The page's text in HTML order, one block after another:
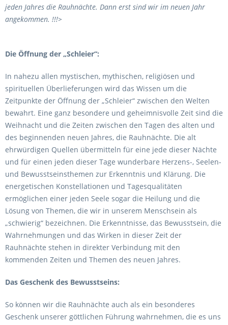
jeden Jahres die Rauhnächte. Dann erst sind wir im neuen Jahr
angekommen. !!!>
Die Öffnung der „Schleier“:
In nahezu allen mystischen, mythischen, religiösen und
spirituellen Überlieferungen wird das Wissen um die
Zeitpunkte der Öffnung der „Schleier“ zwischen den Welten
bewahrt. Eine ganz besondere und geheimnisvolle Zeit sind die
Weihnacht und die Zeiten zwischen den Tagen des alten und
des beginnenden neuen Jahres, die Rauhnächte. Die alt
ehrwürdigen Quellen übermitteln für eine jede dieser Nächte
und für einen jeden dieser Tage wunderbare Herzens-, Seelen-
und Bewusstseinsthemen zur Erkenntnis und Klärung. Die
energetischen Konstellationen und Tagesqualitäten
ermöglichen einer jeden Seele sogar die Heilung und die
Lösung von Themen, die wir in unserem Menschsein als
„schwierig“ bezeichnen. Die Erkenntnisse, das Bewusstsein, die
Wahrnehmungen und das Wirken in dieser Zeit der
Rauhnächte stehen in direkter Verbindung mit den
kommenden Zeiten und Themen des neuen Jahres.
Das Geschenk des Bewusstseins:
So können wir die Rauhnächte auch als ein besonderes
Geschenk unserer göttlichen Führung wahrnehmen, die es uns